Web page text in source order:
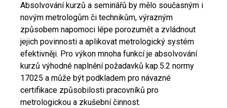
Absolvování kurzů a seminářů by mělo současným i
novým metrologům či technikům, výrazným
způsobem napomoci lépe porozumět a zvládnout
jejich povinnosti a aplikovat metrologický systém
efektivněji. Pro výkon mnoha funkcí je absolvování
kurzů výhodné naplnění požadavků kap.5.2 normy
17025 a může být podkladem pro návazné
certifikace způsobilosti pracovníků pro
metrologickou a zkušební činnost.